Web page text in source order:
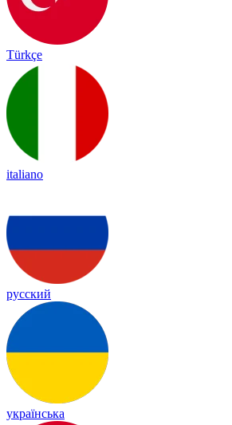
Türkçe
italiano
русский
українська